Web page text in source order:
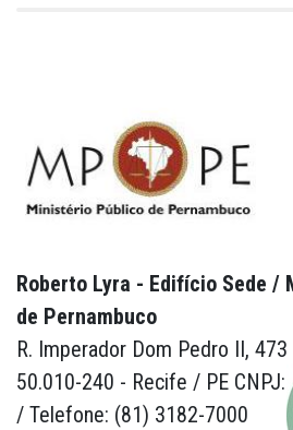
Roberto Lyra - Edifício Sede /
de Pernambuco
R. Imperador Dom Pedro II,
50.010-240 - Recife / PE
/ Telefone: (81) 3182-7000